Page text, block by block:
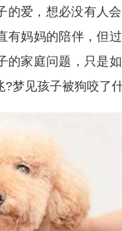
的爱，想必没有人
有妈妈的陪伴，但
的家庭问题，只是
梦见孩子被狗咬了